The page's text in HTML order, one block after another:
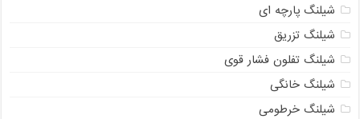
شیلنگ پارچه‌ ای
شیلنگ تزریق
شیلنگ تفلون فشار قوی
شیلنگ خانگی
شیلنگ خرطومی